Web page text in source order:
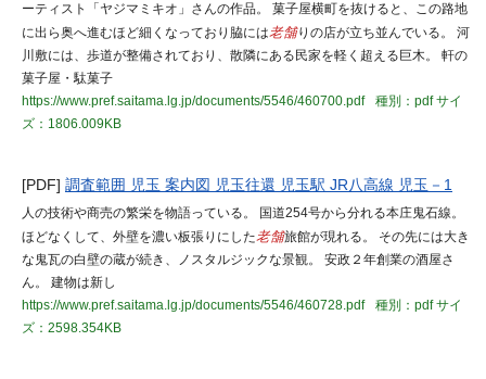
ーティスト「ヤジマミキオ」さんの作品。 菓子屋横町を抜けると、この路地
に出ら奥へ進むほど細くなっており脇には老舗りの店が立ち並んでいる。 河
川敷には、歩道が整備されており、散隣にある民家を軽く超える巨木。 軒の
菓子屋・駄菓子
https://www.pref.saitama.lg.jp/documents/5546/460700.pdf
種別：pdfサイ
ズ：1806.009KB
[PDF] 調査範囲 児玉 案内図 児玉往還 児玉駅 JR八高線 児玉－1
人の技術や商売の繁栄を物語っている。 国道254号から分れる本庄鬼石線。
ほどなくして、外壁を濃い板張りにした老舗旅館が現れる。 その先には大き
な鬼瓦の白壁の蔵が続き、ノスタルジックな景観。 安政２年創業の酒屋さ
ん。 建物は新し
https://www.pref.saitama.lg.jp/documents/5546/460728.pdf
種別：pdfサイ
ズ：2598.354KB